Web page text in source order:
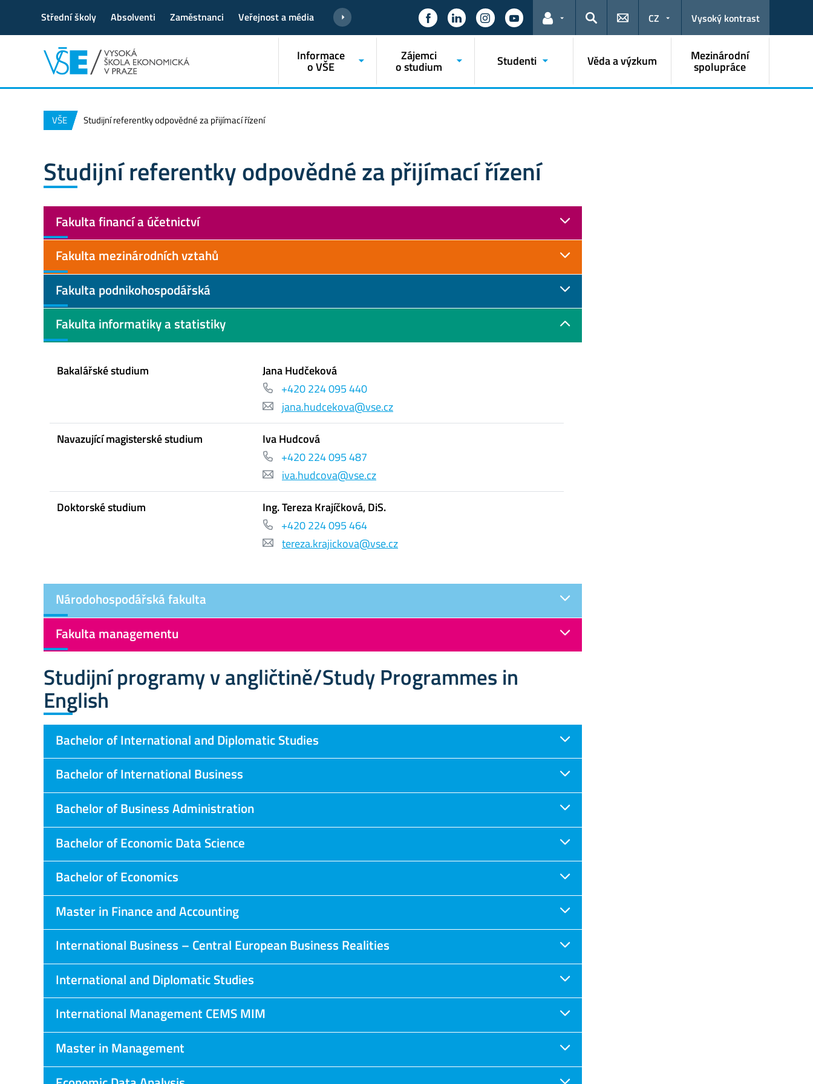
Střední školy Absolventi Zaměstnanci Veřejnost a média
Odkazy pro uživatele
Hledat
CZ Vysoký kontrast
Informace
o VŠE
Zájemci
o studium Studenti Věda a výzkum Mezinárodní
spolupráce
VŠE Studijní referentky odpovědné za přijímací řízení
Studijní referentky odpovědné za přijímací řízení
Fakulta financí a účetnictví
Fakulta mezinárodních vztahů
Fakulta podnikohospodářská
Fakulta informatiky a statistiky
Bakalářské studium
Jana Hudčeková
+420 224 095 440
jana.hudcekova@vse.cz
Navazující magisterské studium
Iva Hudcová
+420 224 095 487
iva.hudcova@vse.cz
Doktorské studium
Ing. Tereza Krajíčková, DiS.
+420 224 095 464
tereza.krajickova@vse.cz
Národohospodářská fakulta
Fakulta managementu
Studijní programy v angličtině/Study Programmes in
English
Bachelor of International and Diplomatic Studies
Bachelor of International Business
Bachelor of Business Administration
Bachelor of Economic Data Science
Bachelor of Economics
Master in Finance and Accounting
International Business – Central European Business Realities
International and Diplomatic Studies
International Management CEMS MIM
Master in Management